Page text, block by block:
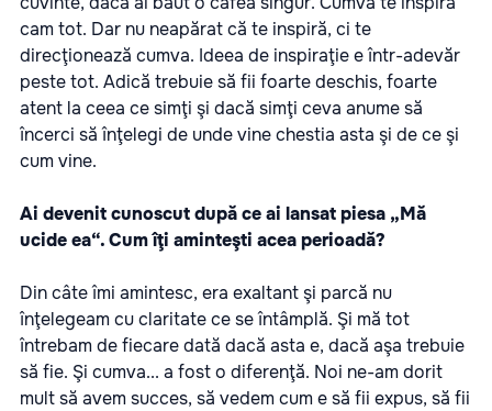
cam tot. Dar nu neapărat că te inspiră, ci te
direcţionează cumva. Ideea de inspiraţie e într-adevăr
peste tot. Adică trebuie să fii foarte deschis, foarte
atent la ceea ce simţi şi dacă simţi ceva anume să
încerci să înţelegi de unde vine chestia asta şi de ce şi
cum vine.
Ai devenit cunoscut după ce ai lansat piesa „Mă
ucide ea“. Cum îţi aminteşti acea perioadă?
Din câte îmi amintesc, era exaltant şi parcă nu
înţelegeam cu claritate ce se întâmplă. Şi mă tot
întrebam de fiecare dată dacă asta e, dacă aşa trebuie
să fie. Şi cumva... a fost o diferenţă. Noi ne-am dorit
mult să avem succes, să vedem cum e să fii expus, să fii